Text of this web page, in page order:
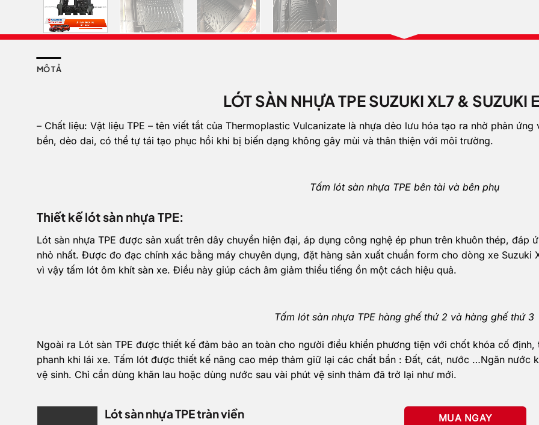
MÔ TẢ
LÓT SÀN NHỰA TPE SUZUKI XL7 & SUZUKI
– Chất liệu: Vật liệu TPE – tên viết tắt của Thermoplastic Vulcanizate là nhựa dẻo lưu hóa tạo ra nhờ phản
bền, dẻo dai, có thể tự tái tạo phục hồi khi bị biến dạng không gây mùi và thân thiện với môi trường.
Tấm lót sàn nhựa TPE bên tài và bên phụ
Thiết kế lót sàn nhựa TPE:
Lót sàn nhựa TPE được sản xuất trên dây chuyền hiện đại, áp dụng công nghệ ép phun trên khuôn thép, đáp
nhỏ nhất. Được đo đạc chính xác bằng máy chuyên dụng, đặt hàng sản xuất chuẩn form cho dòng xe Suzuki
vì vậy tấm lót ôm khít sàn xe. Điều này giúp cách âm giảm thiểu tiếng ồn một cách hiệu quả.
Tấm lót sàn nhựa TPE hàng ghế thứ 2 và hàng ghế thứ 3
Ngoài ra Lót sàn TPE được thiết kế đảm bảo an toàn cho người điều khiển phương tiện với chốt khóa cố
phanh khi lái xe. Tấm lót được thiết kế nâng cao mép thảm giữ lại các chất bẩn : Đất, cát, nước …Ngăn nước
vệ sinh. Chỉ cần dùng khăn lau hoặc dùng nước sau vài phút vệ sinh thảm đã trở lại như mới.
Lót sàn nhựa TPE tràn viền MUA NGAY